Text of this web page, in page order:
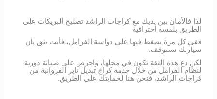
لذا فالأمان بين يديك مع كراجات الراشد تصليح البريكات على
الطريق بلمسة احترافية
ففي كل مرة تضغط فيها على دواسة الفرامل، فأنت تثق بأن
سيارتك ستتوقف.
لكن دع هذه الثقة تكون في محلها، واحرص على صيانة دورية
لنظام الفرامل من خلال خدمة كراج تبديل تاير الفروانية من
كراجات الراشد، فنحن هنا لحمايتك على الطريق.